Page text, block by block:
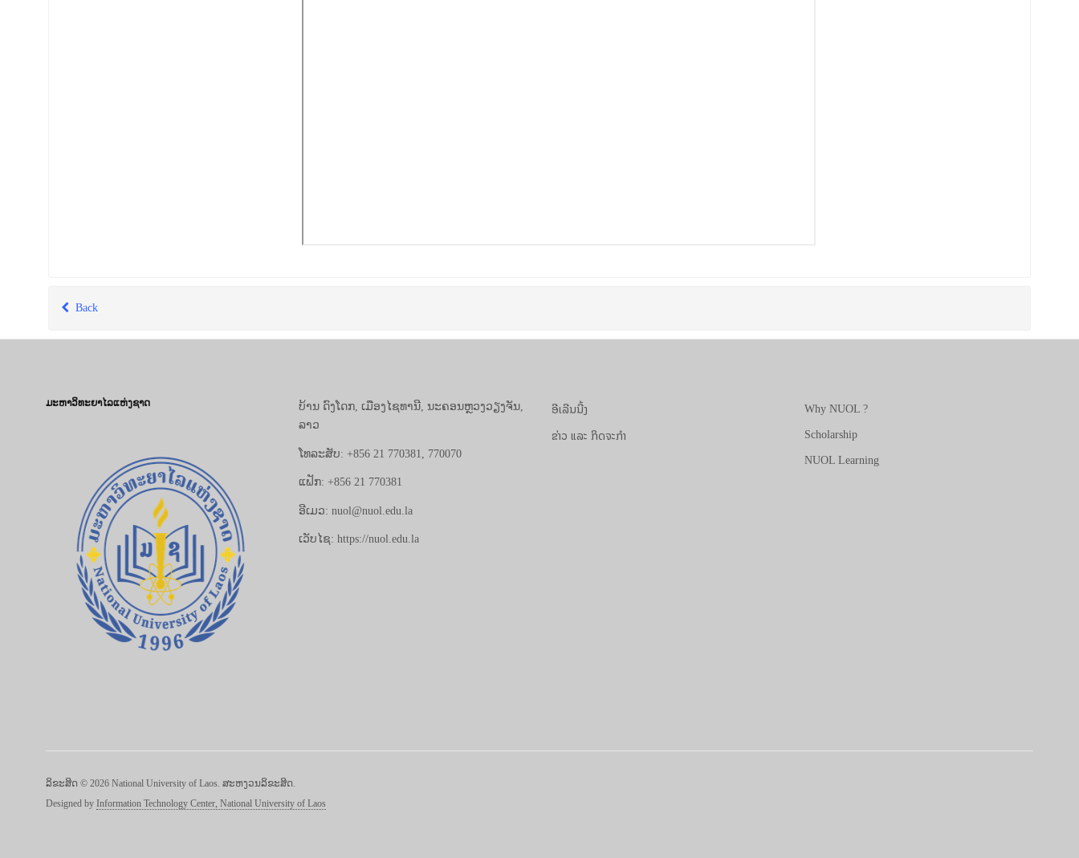
Back
ມະຫາວິທະຍາໄລແຫ່ງຊາດ
ບ້ານ ດົງໂດກ, ເມືອງໄຊທານີ, ນະຄອນຫຼວງວຽງຈັນ,
ລາວ
ໂທລະສັບ: +856 21 770381, 770070
ແຟັກ: +856 21 770381
ອີເມວ: nuol@nuol.edu.la
ເວັບໄຊ: https://nuol.edu.la
ອີເລີນນີ້ງ
ຂ່າວ ແລະ ກິດຈະກຳ
Why NUOL ?
Scholarship
NUOL Learning
ລິຂະສິດ © 2026 National University of Laos. ສະຫງວນລິຂະສິດ.
Designed by Information Technology Center, National University of Laos